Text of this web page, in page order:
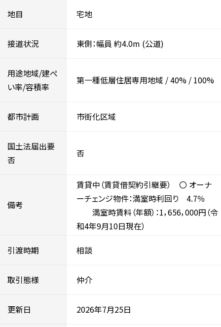
地目 宅地
接道状況 東側：幅員 約4.0m (公道)
用途地域/建ぺ
い率/容積率
第一種低層住居専用地域 /40% / 100%
都市計画 市街化区域
国土法届出要
否
否
備考
賃貸中（賃貸借契約引継要） 〇 オーナ
ーチェンジ物件：満室時利回り 4.7％
満室時賃料（年額）：1，656，000円（令
和4年9月10日現在）
引渡時期 相談
取引態様 仲介
更新日 2026年7月25日